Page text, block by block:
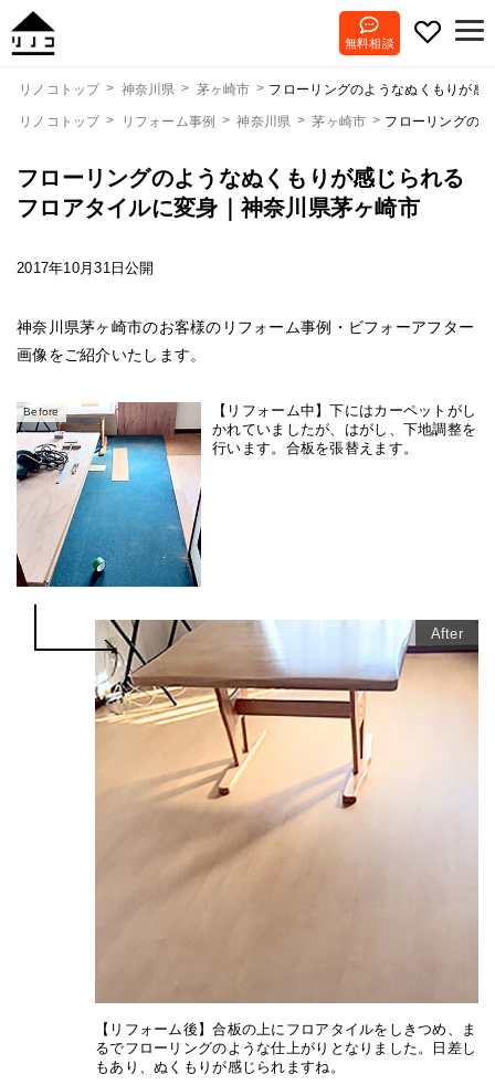
無料相談
リノコトップ 神奈川県 茅ヶ崎市 フローリングのようなぬくもりが感
リノコトップ リフォーム事例 神奈川県 茅ヶ崎市 フローリングの
フローリングのようなぬくもりが感じられる
フロアタイルに変身｜神奈川県茅ヶ崎市
2017年10月31日公開
神奈川県茅ヶ崎市のお客様のリフォーム事例・ビフォーアフター
画像をご紹介いたします。
Before
【リフォーム中】下にはカーペットがし
かれていましたが、はがし、下地調整を
行います。合板を張替えます。
After
【リフォーム後】合板の上にフロアタイルをしきつめ、ま
るでフローリングのような仕上がりとなりました。日差し
もあり、ぬくもりが感じられますね。